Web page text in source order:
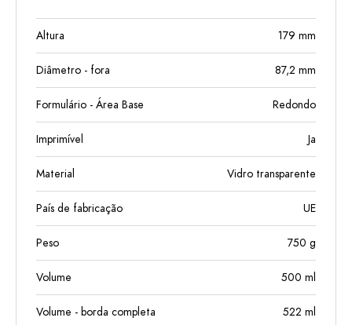
Altura 179 mm
Diâmetro - fora 87,2 mm
Formulário - Área Base Redondo
Imprimível Ja
Material Vidro transparente
País de fabricação UE
Peso 750 g
Volume 500 ml
Volume - borda completa 522 ml